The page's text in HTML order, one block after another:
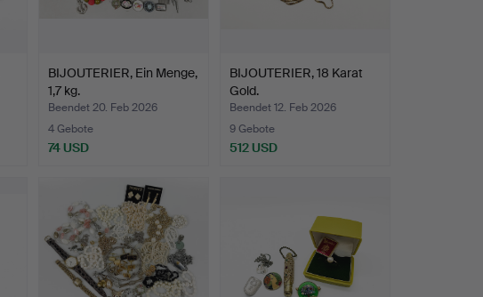
BIJOUTERIER, Ein Menge,
1,7 kg.
Beendet 20. Feb 2026
4 Gebote
74 USD
BIJOUTERIER, 18 Karat
Gold.
Beendet 12. Feb 2026
9 Gebote
512 USD